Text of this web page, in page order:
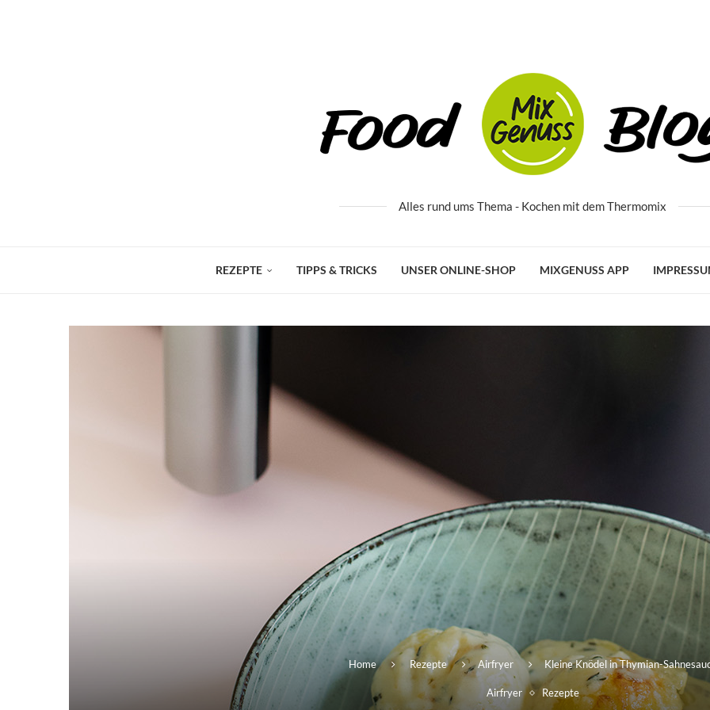
Alles rund ums Thema - Kochen mit dem Thermomix
REZEPTE TIPPS & TRICKS UNSER ONLINE-SHOP MIXGENUSS APP
Home Rezepte Airfryer Kleine Knödel in Thymian-
Airfryer Rezepte